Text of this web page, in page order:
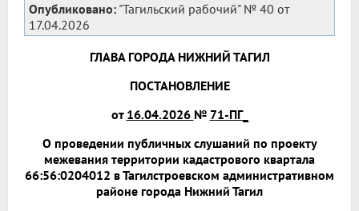
Опубликовано: "Тагильский рабочий" № 40 от
17.04.2026
ГЛАВА ГОРОДА НИЖНИЙ ТАГИЛ
ПОСТАНОВЛЕНИЕ
от 16.04.2026 № 71-ПГ_
О проведении публичных слушаний по проекту
межевания территории кадастрового квартала
66:56:0204012 в Тагилстроевском административном
районе города Нижний Тагил